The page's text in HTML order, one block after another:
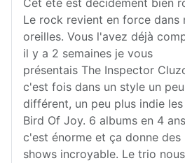
Cet été est décidément bien
Le rock revient en force dans
oreilles. Vous l'avez déjà
il y a 2 semaines je vous
présentais The Inspector
c'est fois dans un style un peu
différent, un peu plus indie les
Bird Of Joy. 6 albums en 4
c'est énorme et ça donne des
shows incroyable. Le trio nous